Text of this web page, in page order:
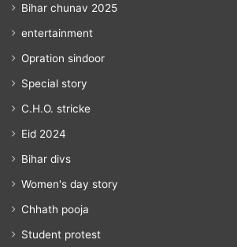
Bihar chunav 2025
entertainment
Opration sindoor
Special story
C.H.O. stricke
Eid 2024
Bihar divs
Women's day story
Chhath pooja
Student protest